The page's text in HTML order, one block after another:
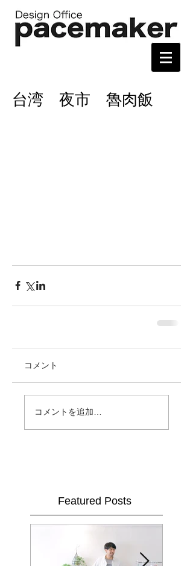
台湾 夜市 魯肉飯
コメント
コメントを追加…
Featured Posts